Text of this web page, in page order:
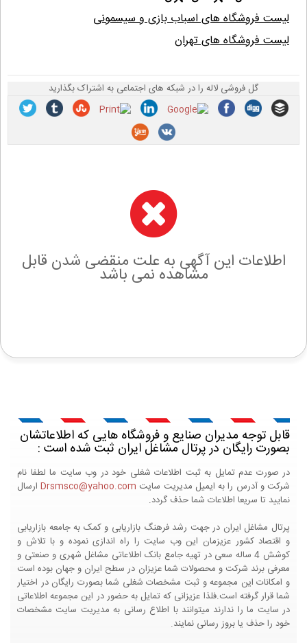
لیست فروشگاه های اسباب بازی و سیسمونی
لیست فروشگاه های تهران
گل فروشی لاله را در شبکه های اجتماعی به اشتراک بگذارید
اطلاعات این آگهی به علت منقضی شدن قابل
مشاهده نمی باشد
قابل توجه مدیران صنایع و فروشگاه هایی که اطلاعاتشان
بصورت رایگان در پرتال مشاغل ایران ثبت شده است :
در صورت عدم تمایل به ثبت اطلاعات شغلی خود در وب سایت ما لطفا نام
شرکت و آدرس را به ایمیل مدیریت سایت Drsmsco@yahoo.comارسال
نمایید تا سریعا اطلاعات شما حذف گردد.
پرتال مشاغل ایران در جهت رشد فرهنگ بازاریابی و کمک به جامعه بازاریابی
و اقتصاد کشور عزیزمان این وب سایت را راه اندازی نموده و با تلاش و
کوشش 4 ساله سعی در تهیه جامع بانک اطلاعاتی مشاغل شهری و صنعتی و
معرفی برند شرکت و محصولات شما عزیزان در سطح ایران و جهان بوده است
و امکانات این مجموعه و ثبت مشخصات شغلی شما بصورت رایگان در اختیار
شما قرار گرفته است.فلذا عزیزانی که تمایل به حضور در این مجموعه اطلاعاتی
در سایت ما را ندارند میتوانند با اطلاع رسانی به مدیریت سایت مشخصات
خود را حذف یا بروز رسانی نمایند.